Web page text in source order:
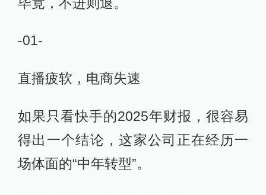
-01-
直播疲软，电商失速
如果只看快手的2025年财报，很容易
得出一个结论，这家公司正在经历一
场体面的“中年转型”。